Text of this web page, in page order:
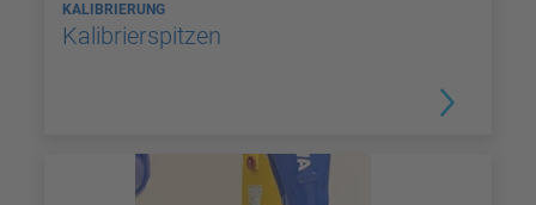
KALIBRIERUNG
Kalibrierspitzen